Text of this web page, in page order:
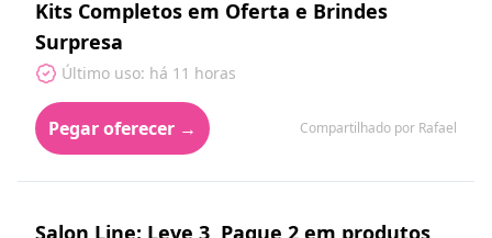
Kits Completos em Oferta e Brindes
Surpresa
Último uso: há 11 horas
Pegar oferecer → Compartilhado por Rafael
Salon Line: Leve 3, Pague 2 em produtos